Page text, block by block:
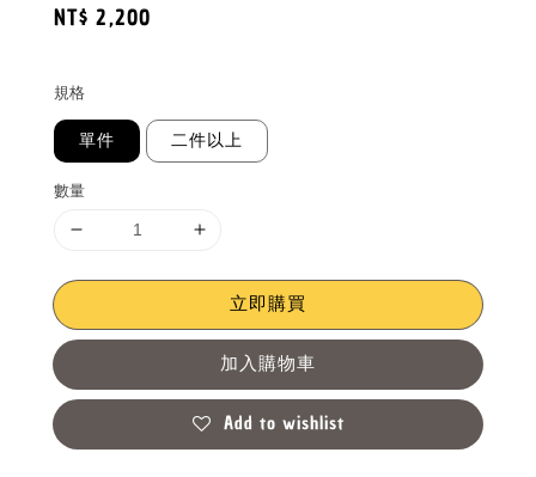
Regular
NT$ 2,200
規格
單件 二件以上
數量
立即購買
加入購物車
Add to wishlist